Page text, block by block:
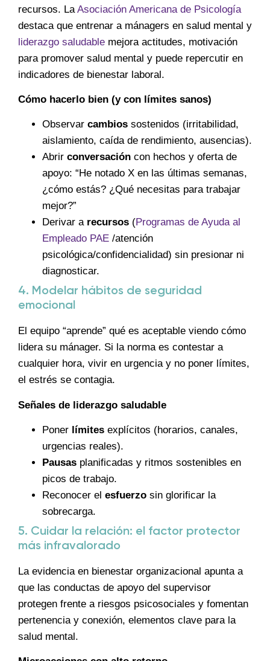
recursos. La Asociación Americana de Psicología
destaca que entrenar a mánagers en salud mental y
liderazgo saludable mejora actitudes, motivación
para promover salud mental y puede repercutir en
indicadores de bienestar laboral.
Cómo hacerlo bien (y con límites sanos)
Observar cambios sostenidos (irritabilidad,
aislamiento, caída de rendimiento, ausencias).
Abrir conversación con hechos y oferta de
apoyo: “He notado X en las últimas semanas,
¿cómo estás? ¿Qué necesitas para trabajar
mejor?”
Derivar a recursos (Programas de Ayuda al
Empleado PAE /atención
psicológica/confidencialidad) sin presionar ni
diagnosticar.
4. Modelar hábitos de seguridad
emocional
El equipo “aprende” qué es aceptable viendo cómo
lidera su mánager. Si la norma es contestar a
cualquier hora, vivir en urgencia y no poner límites,
el estrés se contagia.
Señales de liderazgo saludable
Poner límites explícitos (horarios, canales,
urgencias reales).
Pausas planificadas y ritmos sostenibles en
picos de trabajo.
Reconocer el esfuerzo sin glorificar la
sobrecarga.
5. Cuidar la relación: el factor protector
más infravalorado
La evidencia en bienestar organizacional apunta a
que las conductas de apoyo del supervisor
protegen frente a riesgos psicosociales y fomentan
pertenencia y conexión, elementos clave para la
salud mental.